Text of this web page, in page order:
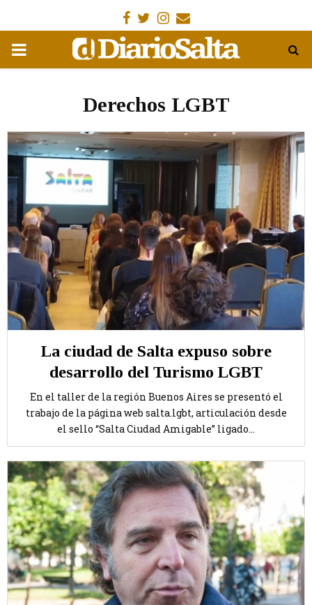
Facebook
Gorjeo
Instagram
Email
MENÚ
Derechos LGBT
La ciudad de Salta expuso sobre
desarrollo del Turismo LGBT
En el taller de la región Buenos Aires se presentó el
trabajo de la página web salta.lgbt, articulación desde
el sello “Salta Ciudad Amigable” ligado...